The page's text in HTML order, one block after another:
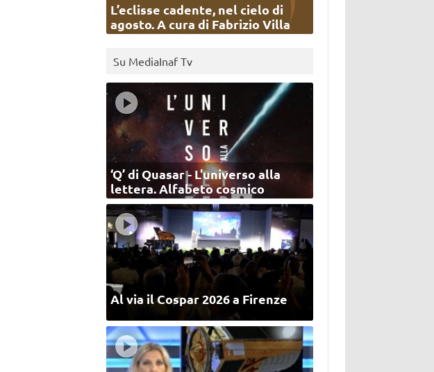
L’eclisse cadente, nel cielo di
agosto. A cura di Fabrizio Villa
Su MediaInaf Tv
‘Q’ di Quasar - L'universo alla
lettera. Alfabeto cosmico
Al via il Cospar 2026 a Firenze